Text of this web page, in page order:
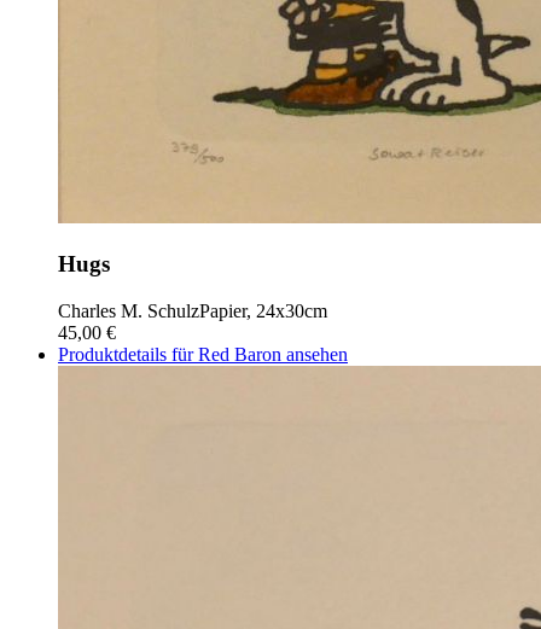
Hugs
Charles M. SchulzPapier, 24x30cm
45,00 €
Produktdetails für Red Baron ansehen